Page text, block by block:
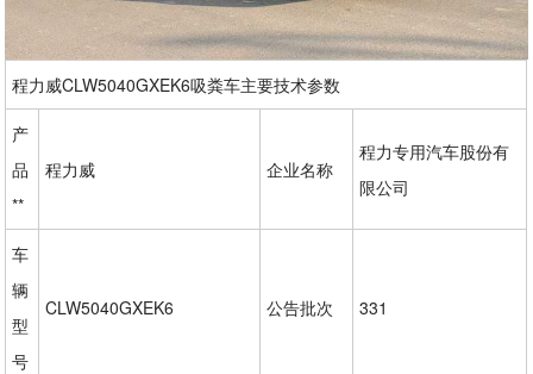
程力威CLW5040GXEK6吸粪车主要技术参数
产
品
**
程力威 企业名称
程力专用汽车股份有
限公司
车
辆
型
号
CLW5040GXEK6 公告批次 331